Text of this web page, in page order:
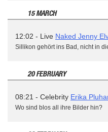
15 MARCH
12:02 - Live Naked Jenny
Sillikon gehört ins Bad, nicht in
20 FEBRUARY
08:21 - Celebrity Erika
Wo sind blos all ihre Bilder hin?